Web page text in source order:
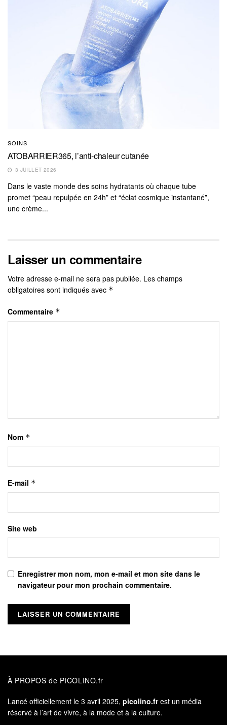
SOINS
ATOBARRIER365, l’anti-chaleur cutanée
3 JUILLET 2026
Dans le vaste monde des soins hydratants où chaque tube
promet “peau repulpée en 24h” et “éclat cosmique instantané”,
une crème...
Laisser un commentaire
Votre adresse e-mail ne sera pas publiée. Les champs
obligatoires sont indiqués avec *
Commentaire *
Nom *
E-mail *
Site web
Enregistrer mon nom, mon e-mail et mon site dans le
navigateur pour mon prochain commentaire.
À PROPOS de PICOLINO.fr
Lancé officiellement le 3 avril 2025, picolino.frest un média
réservé à l’art de vivre, à la mode et à la culture.